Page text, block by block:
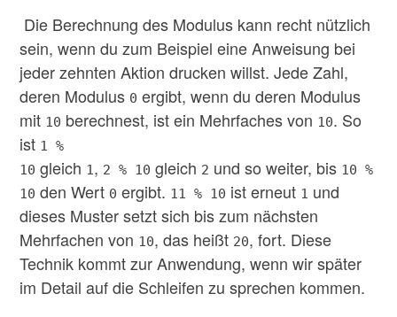
Die Berechnung des Modulus kann recht nützlich
sein, wenn du zum Beispiel eine Anweisung bei
jeder zehnten Aktion drucken willst. Jede Zahl,
deren Modulus 0 ergibt, wenn du deren Modulus
mit 10 berechnest, ist ein Mehrfaches von 10. So
ist 1 %
10 gleich 1, 2 % 10 gleich 2 und so weiter, bis 10 %
10 den Wert 0 ergibt. 11 % 10 ist erneut 1 und
dieses Muster setzt sich bis zum nächsten
Mehrfachen von 10, das heißt 20, fort. Diese
Technik kommt zur Anwendung, wenn wir später
im Detail auf die Schleifen zu sprechen kommen.